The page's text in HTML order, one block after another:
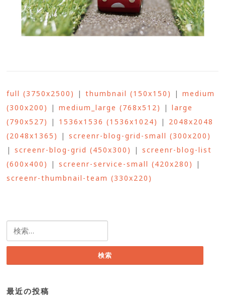
full (3750x2500) |thumbnail (150x150) |medium
(300x200)
|medium_large (768x512) |large
(790x527)
| 1536x1536 (1536x1024) | 2048x2048
(2048x1365)
|screenr-blog-grid-small (300x200)
|screenr-blog-grid (450x300) |screenr-blog-list
(600x400)
|screenr-service-small (420x280)
|
screenr-thumbnail-team (330x220)
索:
最近の投稿